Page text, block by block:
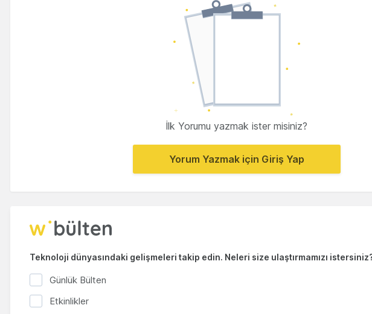
İlk Yorumu yazmak ister misiniz?
Yorum Yazmak için Giriş Yap
Teknoloji dünyasındaki gelişmeleri takip edin. Neleri size ulaştırmamızı
Günlük Bülten
Etkinlikler